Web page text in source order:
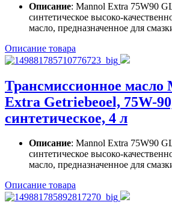
Описание: Mannol Extra 75W90
синтетическое высоко-
масло, предназначенное для
Описание товара
Трансмиссионное масло
Extra Getriebeoel, 75W-
синтетическое, 4 л
Описание: Mannol Extra 75W90
синтетическое высоко-
масло, предназначенное для
Описание товара